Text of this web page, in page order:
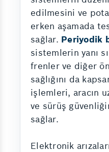
edilmesini ve
erken aşamada
sağlar. Periyodik
sistemlerin yanı
frenler ve diğer
sağlığını da
işlemleri, aracın
ve sürüş
sağlar.
Elektronik